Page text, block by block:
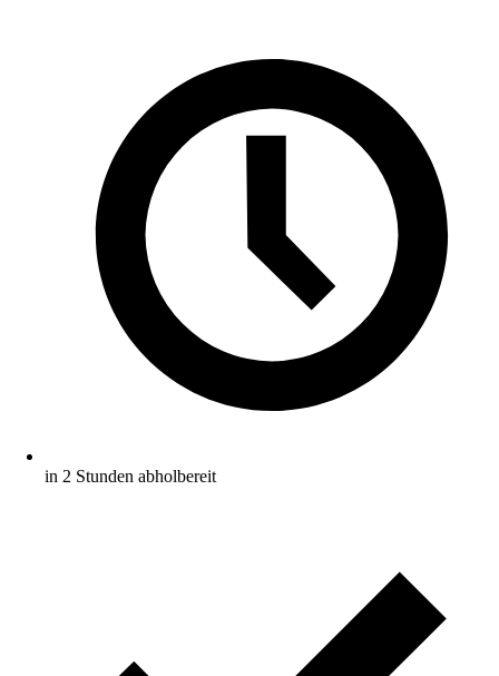
in 2 Stunden abholbereit